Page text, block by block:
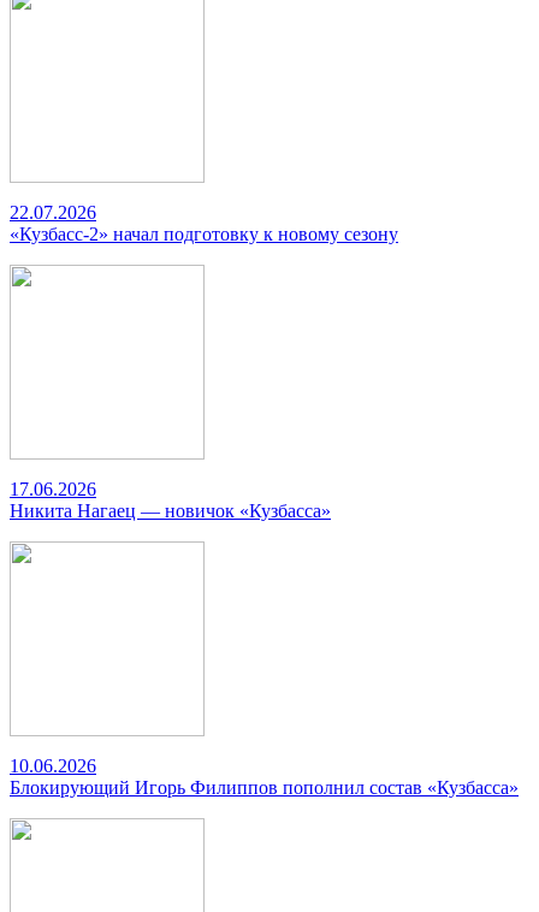
22.07.2026
«Кузбасс-2» начал подготовку к новому сезону
17.06.2026
Никита Нагаец — новичок «Кузбасса»
10.06.2026
Блокирующий Игорь Филиппов пополнил состав «Кузбасса»